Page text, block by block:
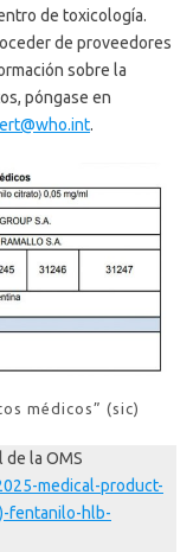
de toxicología.
de proveedores
sobre la
póngase en
.
médicos” (sic)
de la OMS
medical-product-
fentanilo-hlb-